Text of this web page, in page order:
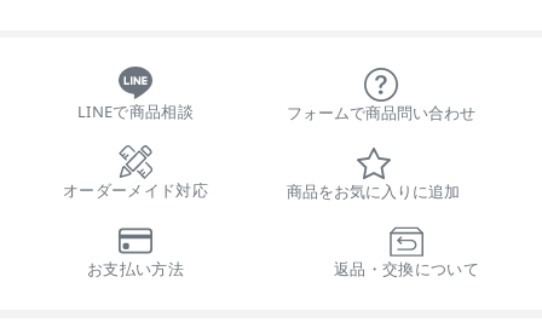
LINEで商品相談 フォームで商品問い合わせ
オーダーメイド対応 商品をお気に入りに追加
お支払い方法 返品・交換について